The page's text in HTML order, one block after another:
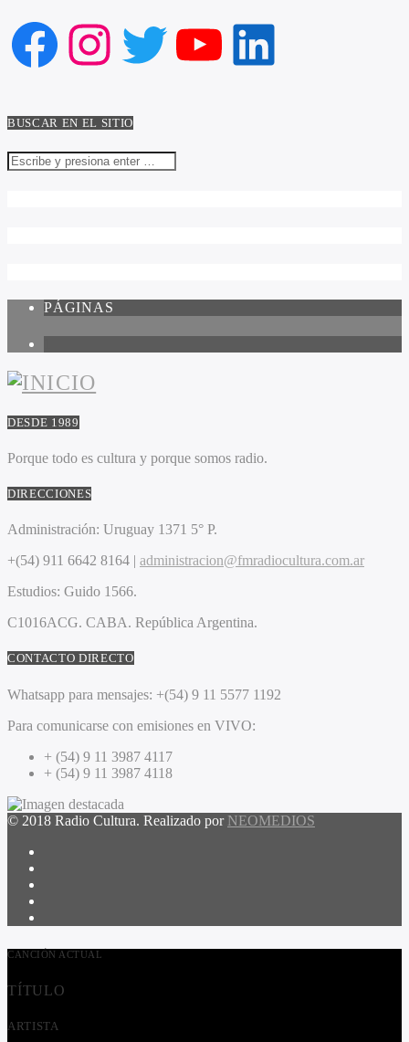
Facebook
Instagram
Twitter
YouTube
LinkedIn
BUSCAR EN EL SITIO
PÁGINAS
DESDE 1989
Porque todo es cultura y porque somos radio.
DIRECCIONES
Administración: Uruguay 1371 5° P.
+(54) 911 6642 8164 | administracion@fmradiocultura.com.ar
Estudios: Guido 1566.
C1016ACG. CABA. República Argentina.
CONTACTO DIRECTO
Whatsapp para mensajes: +(54) 9 11 5577 1192
Para comunicarse con emisiones en VIVO:
+ (54) 9 11 3987 4117
+ (54) 9 11 3987 4118
© 2018 Radio Cultura. Realizado por NEOMEDIOS
CANCIÓN ACTUAL
TÍTULO
ARTISTA